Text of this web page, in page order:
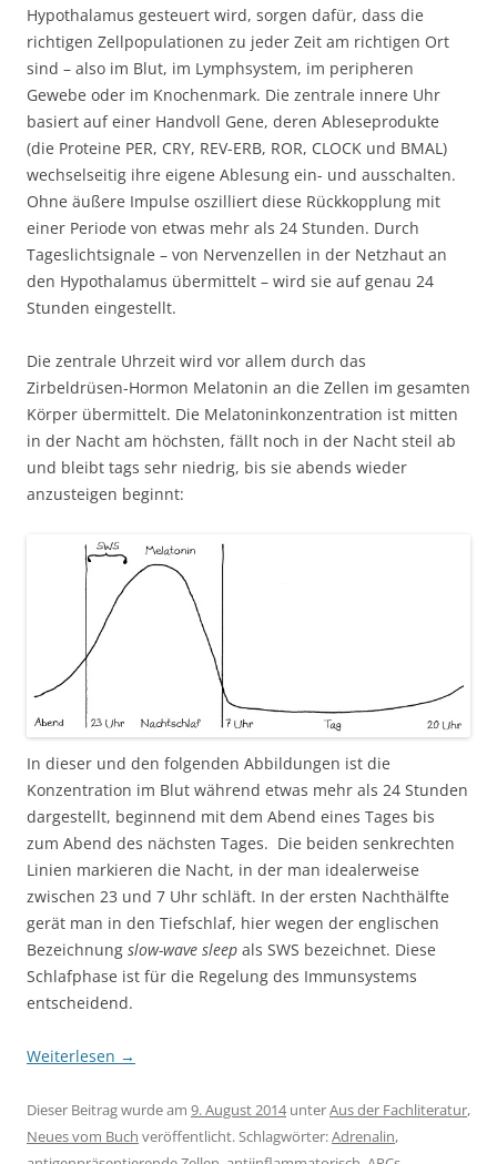
Hypothalamus gesteuert wird, sorgen dafür, dass die
richtigen Zellpopulationen zu jeder Zeit am richtigen Ort
sind – also im Blut, im Lymphsystem, im peripheren
Gewebe oder im Knochenmark. Die zentrale innere Uhr
basiert auf einer Handvoll Gene, deren Ableseprodukte
(die Proteine PER, CRY, REV-ERB, ROR, CLOCK und BMAL)
wechselseitig ihre eigene Ablesung ein- und ausschalten.
Ohne äußere Impulse oszilliert diese Rückkopplung mit
einer Periode von etwas mehr als 24 Stunden. Durch
Tageslichtsignale – von Nervenzellen in der Netzhaut an
den Hypothalamus übermittelt – wird sie auf genau 24
Stunden eingestellt.
Die zentrale Uhrzeit wird vor allem durch das
Zirbeldrüsen-Hormon Melatonin an die Zellen im gesamten
Körper übermittelt. Die Melatoninkonzentration ist mitten
in der Nacht am höchsten, fällt noch in der Nacht steil ab
und bleibt tags sehr niedrig, bis sie abends wieder
anzusteigen beginnt:
In dieser und den folgenden Abbildungen ist die
Konzentration im Blut während etwas mehr als 24 Stunden
dargestellt, beginnend mit dem Abend eines Tages bis
zum Abend des nächsten Tages. Die beiden senkrechten
Linien markieren die Nacht, in der man idealerweise
zwischen 23 und 7 Uhr schläft. In der ersten Nachthälfte
gerät man in den Tiefschlaf, hier wegen der englischen
Bezeichnung slow-wave sleep als SWS bezeichnet. Diese
Schlafphase ist für die Regelung des Immunsystems
entscheidend.
Weiterlesen →
Dieser Beitrag wurde am 9. August 2014unterAus der Fachliteratur,
Neues vom Buch veröffentlicht. Schlagwörter:Adrenalin,